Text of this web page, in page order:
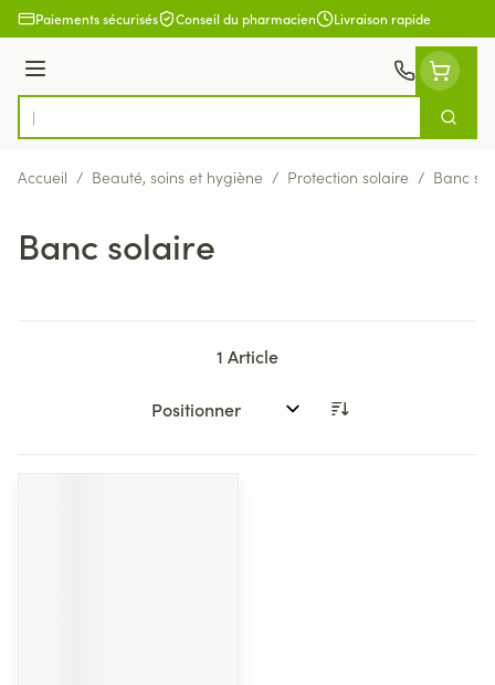
Aller au contenu
Paiements sécurisés Conseil du pharmacien Livraison rapide
Menu
Rechercher
Accueil / Beauté, soins et hygiène / Protection solaire / Banc
Banc solaire
1 Article
Trier par: